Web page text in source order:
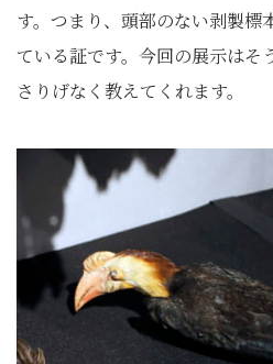
す。つまり、頭部のない剥製標
ている証です。今回の展示はそ
さりげなく教えてくれます。